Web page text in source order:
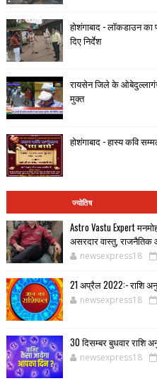
होशंगाबाद - लॉकडाउन
दिए निर्देश
रायसेन जिले के
मुक्त
होशंगाबाद - हास्य कवि
ज्योतिष
Astro Vastu Expert
असरदार वास्तु, राजनैतिक
newsexpress18
21 अप्रैल 2022:- राशि
newsexpress18
30 दिसम्बर बुधवार
newsexpress18